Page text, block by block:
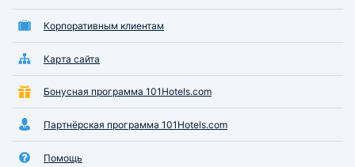
Корпоративным клиентам
Карта сайта
Бонусная программа 101Hotels.com
Партнёрская программа 101Hotels.com
Помощь